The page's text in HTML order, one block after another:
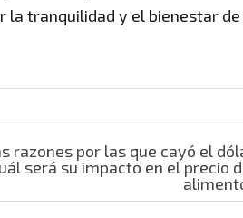
tranquilidad y el bienestar
razones por las que cayó el
será su impacto en el precio